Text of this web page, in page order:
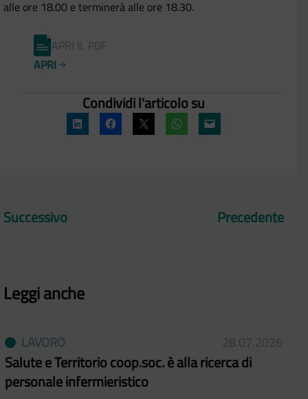
alle ore 18.00 e terminerà alle ore 18.30.
APRI IL PDF
APRI
Condividi l'articolo su
Successivo Precedente
Leggi anche
LAVORO 28.07.2026
Salute e Territorio coop.soc. è alla ricerca di
personale infermieristico